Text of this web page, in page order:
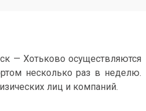
— Хотьково осуществляются
несколько раз в неделю.
лиц и компаний.